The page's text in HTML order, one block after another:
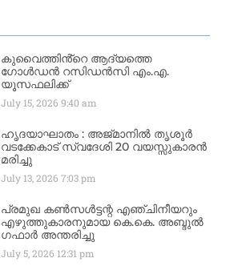
കുവൈത്തിൻ്റെ ആദ്യത്തെ
ഗോൾഡൻ റസിഡൻസി എം.എ.
യൂസഫലിക്ക്
July 15, 20269:40 am
ഹൃദയാഘാതം : അജ്​മാനിൽ തൃശൂർ
വടക്കേകാട് സ്വദേശി 20 വയസ്സുകാരൻ
മരിച്ചു
July 13, 20267:03 pm
പ്രമുഖ കൺസൾട്ടന്റ എഞ്ചിനീയറും
എഴുത്തുകാരനുമായ കെ.കെ. അബ്ദുൽ
ഗഫാർ അന്തരിച്ചു
July 5, 2026 12:31 pm